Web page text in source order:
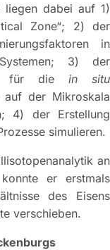
liegen dabei auf 1)
Zone“; 2) der
in
3) der
für die in situ
auf der Mikroskala
4) der Erstellung
simulieren.
an
er erstmals
des Eisens
verschieben.